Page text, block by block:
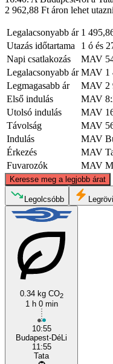
2 962,88 Ft áron lehet
Legalacsonyabb ár 1
Utazás időtartama
1 ó és
Napi csatlakozás
MAV
Legalacsonyabb ár MAV 1
Legmagasabb ár
MAV 2
Első indulás
MAV
Utolsó indulás
MAV
Távolság
MAV
Indulás
MAV
Érkezés
MAV
Fuvarozók
MAV
Keresse meg a legjobb árat
Tata
Legolcsóbb
0.34 kg CO2
1 h 0 min
10:55
Budapest-DéLi
11:55
Tata